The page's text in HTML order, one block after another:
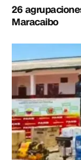
26
Maracaibo